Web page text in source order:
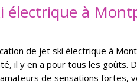
électrique à
de jet ski électrique à
il y en a pour tous les goûts.
de sensations fortes,